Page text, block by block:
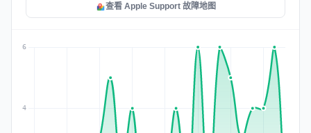
查看 Apple Support 故障地图